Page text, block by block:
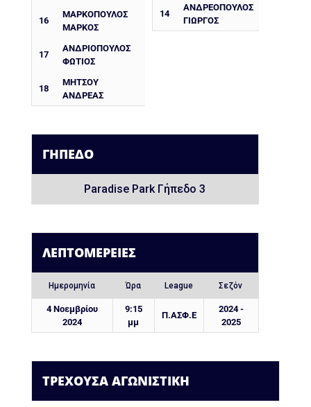
16
ΜΑΡΚΟΠΟΥΛΟΣ
ΜΑΡΚΟΣ
17
ΑΝΔΡΙΟΠΟΥΛΟΣ
ΦΩΤΙΟΣ
18
ΜΗΤΣΟΥ
ΑΝΔΡΕΑΣ
14
ΑΝΔΡΕΟΠΟΥΛΟΣ
ΓΙΩΡΓΟΣ
ΓΉΠΕΔΟ
Paradise Park Γήπεδο 3
ΛΕΠΤΟΜΈΡΕΙΕΣ
Ημερομηνία Ώρα League Σεζόν
4 Νοεμβρίου
2024
9:15
μμ
Π.ΑΣΦ.Ε
2024 -
2025
ΤΡΕΧΟΥΣΑ ΑΓΩΝΙΣΤΙΚΗ